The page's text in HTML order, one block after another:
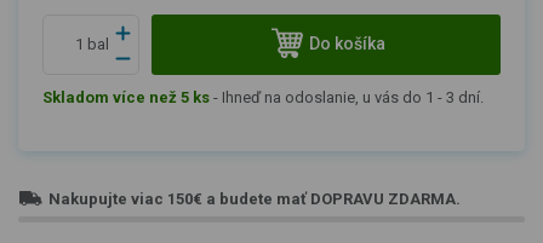
bal Do košíka
Skladom více než 5 ks - Ihneď na odoslanie, u vás do 1 - 3 dní.
Nakupujte viac 150€ a budete mať DOPRAVU ZDARMA.